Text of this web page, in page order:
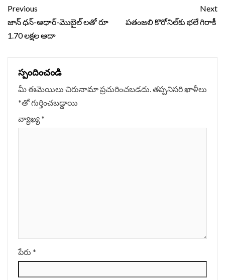
Continue
Reading
Previous
జాన్ ధన్-ఆధార్-మొబైల్ లతో రూ
1.70 లక్షల ఆదా
Next
పతంజలి కొరోనిల్‌‌కు భలే గిరాకీ
స్పందించండి
మీ ఈమెయిలు చిరునామా ప్రచురించబడదు.తప్పనిసరి ఖాళీలు
*‌తో గుర్తించబడ్డాయి
వ్యాఖ్య*
పేరు *